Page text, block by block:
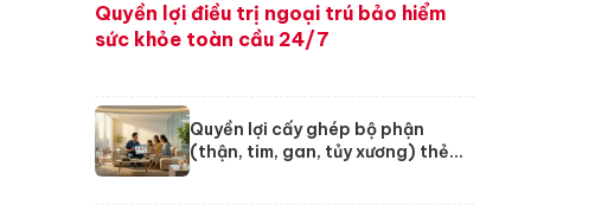
Quyền lợi điều trị ngoại trú bảo hiểm
sức khỏe toàn cầu 24/7
Quyền lợi cấy ghép bộ phận
(thận, tim, gan, tủy xương) thẻ